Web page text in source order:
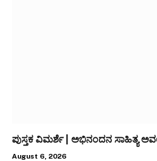
ಪುಸ್ತಕ ವಿಮರ್ಶೆ | ಅಭಿನಂದನ ಸಾಹಿತ್ಯ
August 6, 2026